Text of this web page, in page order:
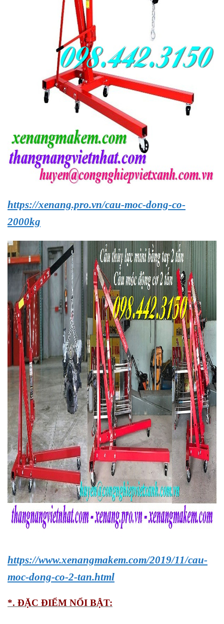
https://xenang.pro.vn/cau-moc-dong-co-
2000kg
https://www.xenangmakem.com/2019/11/cau-
moc-dong-co-2-tan.html
*. ĐẶC ĐIỂM NỔI BẬT: